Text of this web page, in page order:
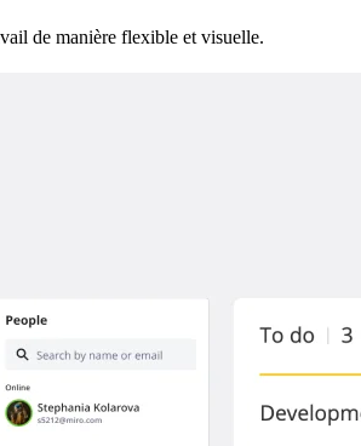
de manière flexible et visuelle.